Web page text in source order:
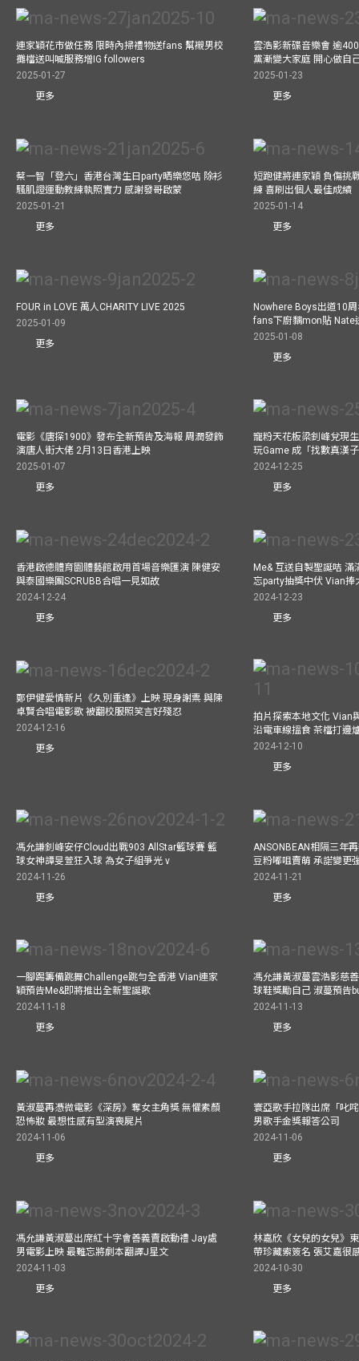
連家穎花市做任務 限時內掃禮物送fans 幫襯男校
攤檔送叫喊服務增IG followers
2025-01-27
更多
雲浩影新碟音樂會 逾
黨漸變大家庭 開心做自
2025-01-23
更多
蔡一智「登六」香港台灣生日party晒樂悠咭 除衫
騷肌證運動教練執照實力 感謝發哥啟蒙
2025-01-21
更多
短跑健將連家穎 負傷挑
練 喜刷出個人最佳成績
2025-01-14
更多
FOUR in LOVE 萬人CHARITY LIVE 2025
2025-01-09
更多
Nowhere Boys出道10
fans下廚黐mon貼 Nate
2025-01-08
更多
電影《唐探1900》發布全新預告及海報 周潤發飾
演唐人街大佬 2月13日香港上映
2025-01-07
更多
寵粉天花板梁釗峰兌現
玩Game 成「找數真漢
2024-12-25
更多
香港啟德體育園體藝館啟用首場音樂匯演 陳健安
與泰國樂團SCRUBB合唱一見如故
2024-12-24
更多
Me& 互送自製聖誕咭
忘party抽獎中伏 Vian捧
2024-12-23
更多
鄭伊健愛情新片《久別重逢》上映 現身謝票 與陳
卓賢合唱電影歌 被翻校服照笑言好殘忍
2024-12-16
更多
拍片探索本地文化 Vian
沿電車線搵食 茶檔打邊
2024-12-10
更多
馮允謙釗峰安仔Cloud出戰903 AllStar籃球賽 籃
球女神譚旻萱狂入球 為女子組爭光 v
2024-11-26
更多
ANSONBEAN相隔三年
豆粉嘟咀賣萌 承諾變更
2024-11-21
更多
一腳踢籌備跳舞Challenge跳勻全香港 Vian連家
穎預告Me&即將推出全新聖誕歌
2024-11-18
更多
馮允謙黃淑蔓雲浩影慈
球鞋獎勵自己 淑蔓預告
2024-11-13
更多
黃淑蔓再憑微電影《深房》奪女主角獎 無懼素顏
恐怖妝 最想性感有型演喪屍片
2024-11-06
更多
寰亞歌手拉隊出席「叱
男歌手金獎報答公司
2024-11-06
更多
馮允謙黃淑蔓出席紅十字會善義賣啟動禮 Jay處
男電影上映 最難忘將劇本翻譯J星文
2024-11-03
更多
林嘉欣《女兒的女兒》
帶珍藏索簽名 張艾嘉很
2024-10-30
更多